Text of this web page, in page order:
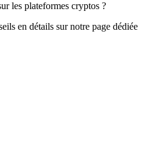
les plateformes cryptos ?
en détails sur notre page dédiée